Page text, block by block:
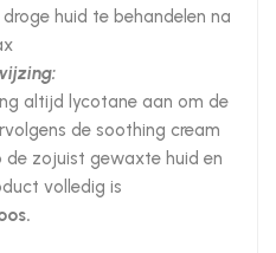
huid te behandelen na
altijd lycotane aan om de
de soothing cream
zojuist gewaxte huid en
volledig is